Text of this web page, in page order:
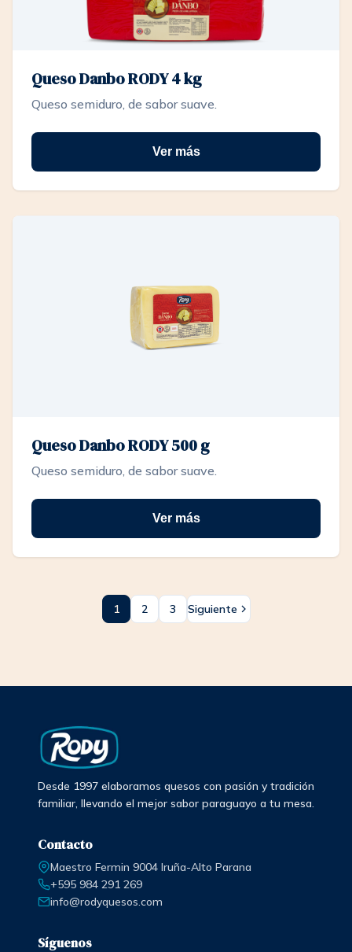
Queso Danbo RODY 4 kg
Queso semiduro, de sabor suave.
Ver más
Queso Danbo RODY 500 g
Queso semiduro, de sabor suave.
Ver más
1 2 3 Siguiente
Desde 1997 elaboramos quesos con pasión y tradición
familiar, llevando el mejor sabor paraguayo a tu mesa.
Contacto
Maestro Fermin 9004 Iruña-Alto Parana
+595 984 291 269
info@rodyquesos.com
Síguenos